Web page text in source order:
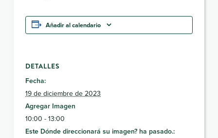
Añadir al calendario
DETALLES
Fecha:
19 de diciembre de 2023
Agregar Imagen
10:00 - 13:00
Este Dónde direccionará su imagen? ha pasado.: